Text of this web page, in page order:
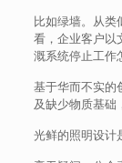
比如绿墙。从类
看，企业客户以
溉系统停止工作
基于华而不实的
及缺少物质基础
光鲜的照明设计